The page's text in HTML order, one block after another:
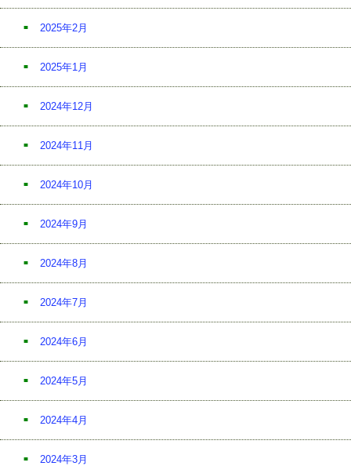
2025年2月
2025年1月
2024年12月
2024年11月
2024年10月
2024年9月
2024年8月
2024年7月
2024年6月
2024年5月
2024年4月
2024年3月